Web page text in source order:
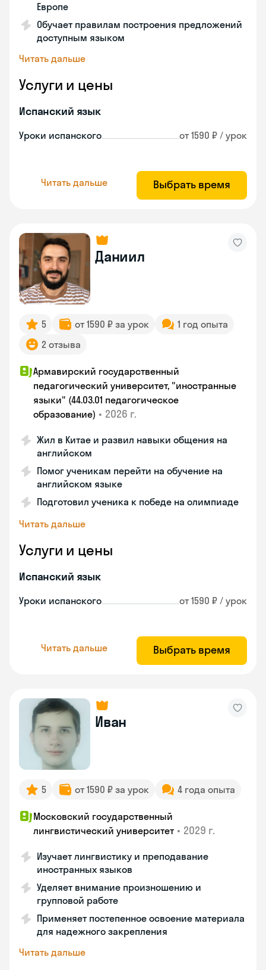
Европе
Обучает правилам построения предложений
доступным языком
Читать дальше
Услуги и цены
Испанский язык
Уроки испанского от 1590 ₽ / урок
Читать дальше Выбрать время
Даниил
5 от 1590 ₽ за урок
1 год опыта
2 отзыва
Армавирский государственный
педагогический университет, "иностранные
языки" (44.03.01 педагогическое
образование) • 2026 г.
Жил в Китае и развил навыки общения на
английском
Помог ученикам перейти на обучение на
английском языке
Подготовил ученика к победе на олимпиаде
Читать дальше
Услуги и цены
Испанский язык
Уроки испанского от 1590 ₽ / урок
Читать дальше Выбрать время
Иван
5 от 1590 ₽ за урок 4 года опыта
Московский государственный
лингвистический университет • 2029 г.
Изучает лингвистику и преподавание
иностранных языков
Уделяет внимание произношению и
групповой работе
Применяет постепенное освоение материала
для надежного закрепления
Читать дальше